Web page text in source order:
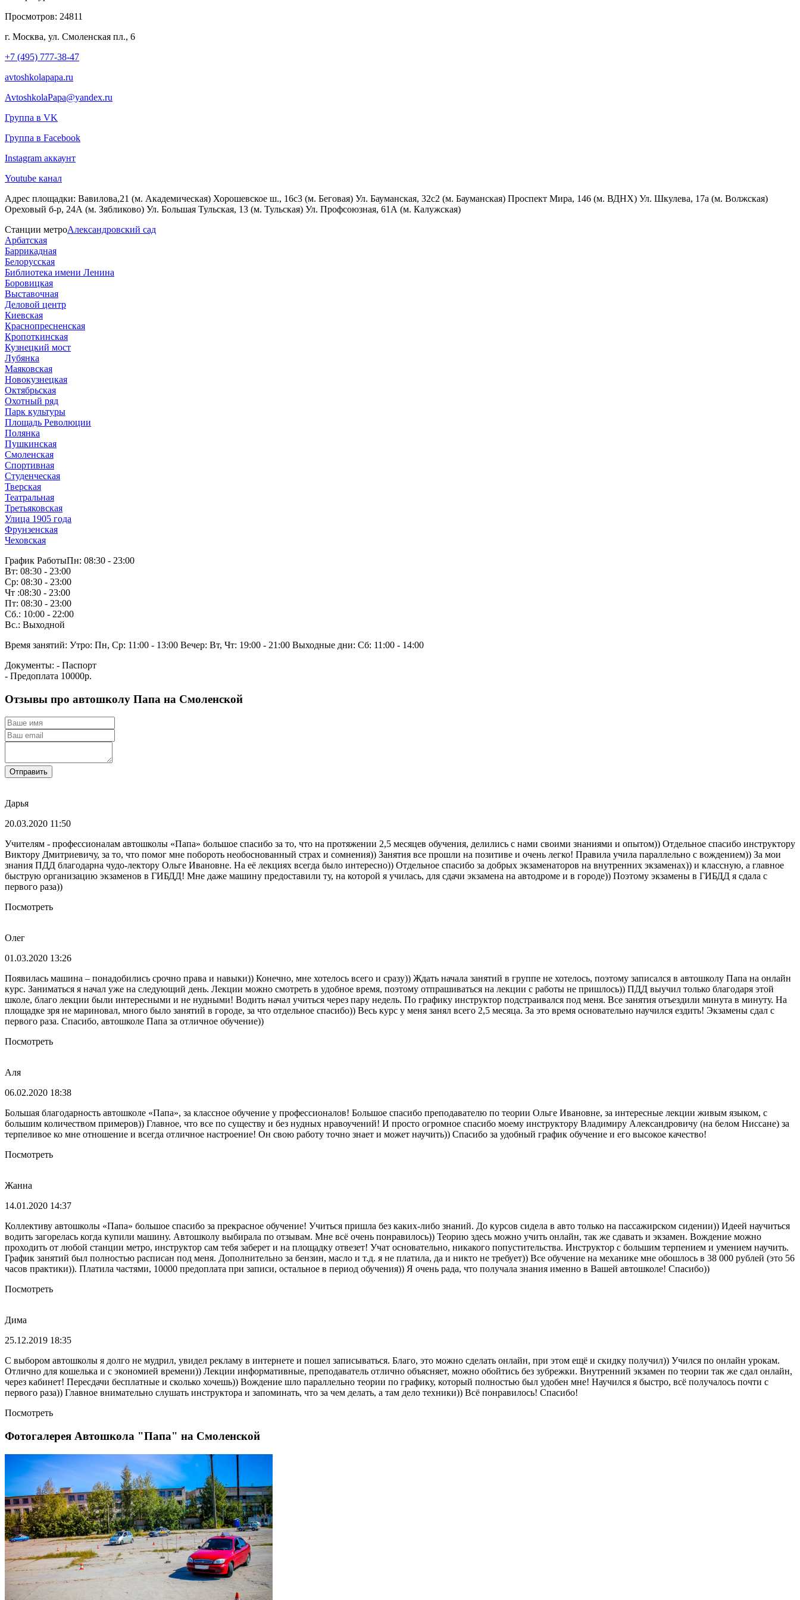
Просмотров: 24811
г. Москва, ул. Смоленская пл., 6
+7 (495) 777-38-47
avtoshkolapapa.ru
AvtoshkolaPapa@yandex.ru
Группа в VK
Группа в Facebook
Instagram аккаунт
Youtube канал
Адрес площадки: Вавилова,21 (м. Академическая) Хорошевское ш., 16с3 (м. Беговая) Ул. Бауманская, 32с2 (м. Бауманская) Проспект Мира, 146 (м. ВДНХ) Ул. Шкулева, 17а (м. Волжская)
Ореховый б-р, 24А (м. Зябликово) Ул. Большая Тульская, 13 (м. Тульская) Ул. Профсоюзная, 61А (м. Калужская)
Станции метроАлександровский сад
Арбатская
Баррикадная
Белорусская
Библиотека имени Ленина
Боровицкая
Выставочная
Деловой центр
Киевская
Краснопресненская
Кропоткинская
Кузнецкий мост
Лубянка
Маяковская
Новокузнецкая
Октябрьская
Охотный ряд
Парк культуры
Площадь Революции
Полянка
Пушкинская
Смоленская
Спортивная
Студенческая
Тверская
Театральная
Третьяковская
Улица 1905 года
Фрунзенская
Чеховская
График РаботыПн: 08:30 - 23:00
Вт: 08:30 - 23:00
Ср: 08:30 - 23:00
Чт :08:30 - 23:00
Пт: 08:30 - 23:00
Сб.: 10:00 - 22:00
Вс.: Выходной
Время занятий: Утро: Пн, Ср: 11:00 - 13:00 Вечер: Вт, Чт: 19:00 - 21:00 Выходные дни: Сб: 11:00 - 14:00
Документы: - Паспорт
- Предоплата 10000р.
Отзывы про автошколу Папа на Смоленской
Отправить
Дарья
20.03.2020 11:50
Учителям - профессионалам автошколы «Папа» большое спасибо за то, что на протяжении 2,5 месяцев обучения, делились с нами своими знаниями и опытом)) Отдельное спасибо инструктору
Виктору Дмитриевичу, за то, что помог мне побороть необоснованный страх и сомнения)) Занятия все прошли на позитиве и очень легко! Правила учила параллельно с вождением)) За мои
знания ПДД благодарна чудо-лектору Ольге Ивановне. На её лекциях всегда было интересно)) Отдельное спасибо за добрых экзаменаторов на внутренних экзаменах)) и классную, а главное
быструю организацию экзаменов в ГИБДД! Мне даже машину предоставили ту, на которой я училась, для сдачи экзамена на автодроме и в городе)) Поэтому экзамены в ГИБДД я сдала с
первого раза))
Посмотреть
Олег
01.03.2020 13:26
Появилась машина – понадобились срочно права и навыки)) Конечно, мне хотелось всего и сразу)) Ждать начала занятий в группе не хотелось, поэтому записался в автошколу Папа на онлайн
курс. Заниматься я начал уже на следующий день. Лекции можно смотреть в удобное время, поэтому отпрашиваться на лекции с работы не пришлось)) ПДД выучил только благодаря этой
школе, благо лекции были интересными и не нудными! Водить начал учиться через пару недель. По графику инструктор подстраивался под меня. Все занятия отъездили минута в минуту. На
площадке зря не мариновал, много было занятий в городе, за что отдельное спасибо)) Весь курс у меня занял всего 2,5 месяца. За это время основательно научился ездить! Экзамены сдал с
первого раза. Спасибо, автошколе Папа за отличное обучение))
Посмотреть
Аля
06.02.2020 18:38
Большая благодарность автошколе «Папа», за классное обучение у профессионалов! Большое спасибо преподавателю по теории Ольге Ивановне, за интересные лекции живым языком, с
большим количеством примеров)) Главное, что все по существу и без нудных нравоучений! И просто огромное спасибо моему инструктору Владимиру Александровичу (на белом Ниссане) за
терпеливое ко мне отношение и всегда отличное настроение! Он свою работу точно знает и может научить)) Спасибо за удобный график обучение и его высокое качество!
Посмотреть
Жанна
14.01.2020 14:37
Коллективу автошколы «Папа» большое спасибо за прекрасное обучение! Учиться пришла без каких-либо знаний. До курсов сидела в авто только на пассажирском сидении)) Идеей научиться
водить загорелась когда купили машину. Автошколу выбирала по отзывам. Мне всё очень понравилось)) Теорию здесь можно учить онлайн, так же сдавать и экзамен. Вождение можно
проходить от любой станции метро, инструктор сам тебя заберет и на площадку отвезет! Учат основательно, никакого попустительства. Инструктор с большим терпением и умением научить.
График занятий был полностью расписан под меня. Дополнительно за бензин, масло и т.д. я не платила, да и никто не требует)) Все обучение на механике мне обошлось в 38 000 рублей (это 56
часов практики)). Платила частями, 10000 предоплата при записи, остальное в период обучения)) Я очень рада, что получала знания именно в Вашей автошколе! Спасибо))
Посмотреть
Дима
25.12.2019 18:35
С выбором автошколы я долго не мудрил, увидел рекламу в интернете и пошел записываться. Благо, это можно сделать онлайн, при этом ещё и скидку получил)) Учился по онлайн урокам.
Отлично для кошелька и с экономией времени)) Лекции информативные, преподаватель отлично объясняет, можно обойтись без зубрежки. Внутренний экзамен по теории так же сдал онлайн,
через кабинет! Пересдачи бесплатные и сколько хочешь)) Вождение шло параллельно теории по графику, который полностью был удобен мне! Научился я быстро, всё получалось почти с
первого раза)) Главное внимательно слушать инструктора и запоминать, что за чем делать, а там дело техники)) Всё понравилось! Спасибо!
Посмотреть
Фотогалерея Автошкола "Папа" на Смоленской